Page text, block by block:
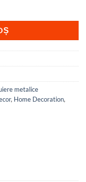
metalice
, Home Decoration,